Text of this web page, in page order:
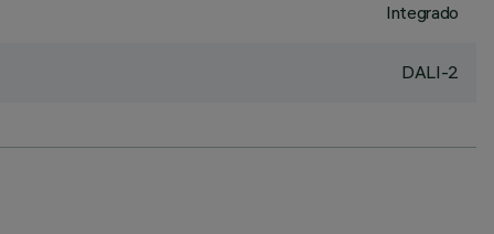
Integrado
DALI-2